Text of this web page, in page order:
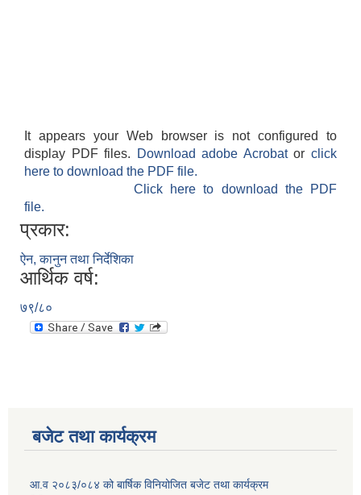
It appears your Web browser is not configured to
display PDF files.
Download adobe Acrobatorclick
here to download the PDF file.
Click here to download the PDF
file.
प्रकार:
ऐन, कानुन तथा निर्देशिका
आर्थिक वर्ष:
७९/८०
बजेट तथा कार्यक्रम
आ.व २०८३/०८४ को बार्षिक विनियोजित बजेट तथा कार्यक्रम